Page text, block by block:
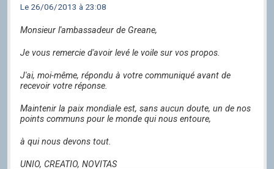
Le 26/06/2013 à 23:08
Monsieur l'ambassadeur de Greane,
Je vous remercie d'avoir levé le voile sur vos propos.
J'ai, moi-même, répondu à votre communiqué avant de
recevoir votre réponse.
Maintenir la paix mondiale est, sans aucun doute, un de nos
points communs pour le monde qui nous entoure,
à qui nous devons tout.
UNIO, CREATIO, NOVITAS